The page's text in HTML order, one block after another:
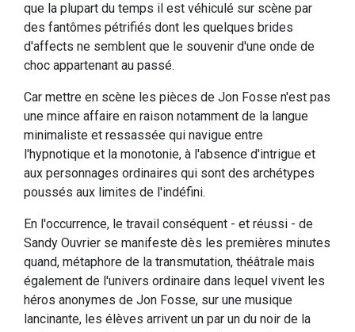
que la plupart du temps il est véhiculé sur scène par
des fantômes pétrifiés dont les quelques brides
d'affects ne semblent que le souvenir d'une onde de
choc appartenant au passé.
Car mettre en scène les pièces de Jon Fosse n'est pas
une mince affaire en raison notamment de la langue
minimaliste et ressassée qui navigue entre
l'hypnotique et la monotonie, à l'absence d'intrigue et
aux personnages ordinaires qui sont des archétypes
poussés aux limites de l'indéfini.
En l'occurrence, le travail conséquent - et réussi - de
Sandy Ouvrier se manifeste dès les premières minutes
quand, métaphore de la transmutation, théâtrale mais
également de l'univers ordinaire dans lequel vivent les
héros anonymes de Jon Fosse, sur une musique
lancinante, les élèves arrivent un par un du noir de la